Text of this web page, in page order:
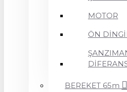
MOTOR
ÖN
BEREKET 65m